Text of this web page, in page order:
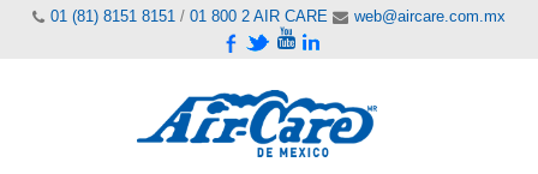
01 (81) 8151 8151 / 01 800 2 AIR CARE web@aircare.com.mx